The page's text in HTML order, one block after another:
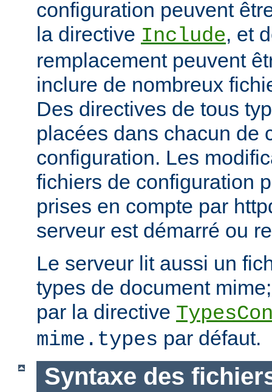
configuration peuvent
la directive Include, et
remplacement peuvent
inclure de nombreux
Des directives de tous
placées dans chacun de
configuration. Les
fichiers de configuration
prises en compte par
serveur est démarré ou
Le serveur lit aussi un
types de document
par la directive
mime.types par défaut.
Syntaxe des